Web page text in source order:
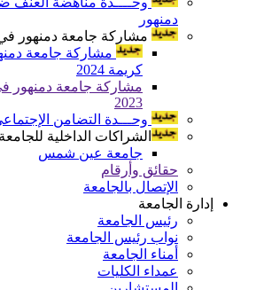
دمنهور
مشاركة جامعة دمنهور
مشاركة جامعة
كريمة 2024
مشاركة جامعة دمنهور
2023
وحـــدة التضامن
الشراكات الداخلية للجامعة
جامعة عين شمس
حقائق وأرقام
الإتصال بالجامعة
إدارة الجامعة
رئيس الجامعة
نواب رئيس الجامعة
أمناء الجامعة
عمداء الكليات